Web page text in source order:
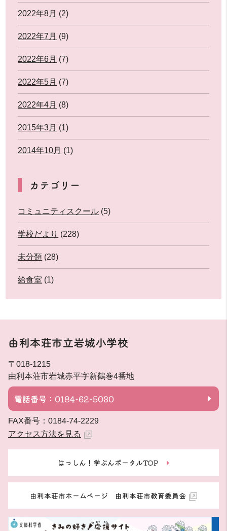
2022年8月 (2)
2022年7月 (9)
2022年6月 (7)
2022年5月 (7)
2022年4月 (8)
2015年3月 (1)
2014年10月 (1)
カテゴリー
コミュニティスクール (5)
学校だより (228)
未分類 (28)
給食室 (1)
由利本荘市立岩城小学校
〒018-1215
由利本荘市岩城赤平字新鶴巻4番地
電話番号：0184-62-5030
FAX番号：0184-74-2229
アクセス方法を見る
はっしん！学ぶんポータルTOP
由利本荘市ホームページ 由利本荘市教育委員会